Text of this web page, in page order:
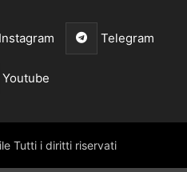
Instagram Telegram
Youtube
Tutti i diritti riservati